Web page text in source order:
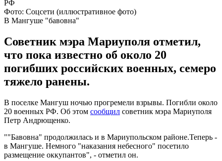
Фото: Соцсети (иллюстративное фото)
В Мангуше "бавовна"
Советник мэра Мариуполя отметил,
что пока известно об около 20
погибших российских военных, семеро
тяжело ранены.
В поселке Мангуш ночью прогремели взрывы. Погибли около
20 военных РФ. Об этом сообщил советник мэра Мариуполя
Петр Андрющенко.
""Бавовна" продолжилась и в Мариупольском районе.Теперь -
в Мангуше. Немного "наказания небесного" посетило
размещение оккупантов", - отметил он.